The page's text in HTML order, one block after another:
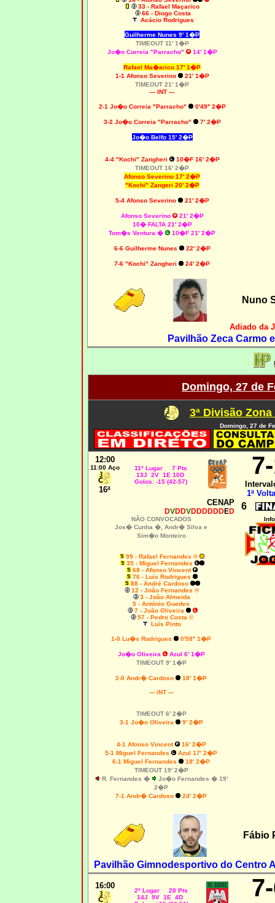
33 - Rafael Maçarico
66 - Diogo Costa
Acácio Rodrigues
Guilherme Nunes 9' 1�P
TIMEOUT 11' 1�P
Jo�o Correia "Parracho"
14' 1�P
Rafael Ma�arico 17' 1�P
1-1 Afonso Severino
21' 1�P
TIMEOUT 21' 1�P
--- INT ---
2-1 Jo�o Correia "Parracho" 0'49'' 2�P
3-2 Jo�o Correia "Parracho" 7' 2�P
Jo�o Belfo 15' 2�P
4-4 "Kochi" Zangheri
10�F 16' 2�P
TIMEOUT 16' 2�P
Afonso Severino 17' 2�P
"Kochi" Zangeri 20' 2�P
5-4 Afonso Severino 21' 2�P
Afonso Severino
21' 2�P
10� FALTA 21' 2�P
Tom�s Ventura � 10�F 21' 2�P
6-6 Guilherme Nunes 22' 2�P
7-6 "Kochi" Zangheri 24' 2�P
Nuno
Adiado da
Pavilhão Zeca Carmo
Domingo, 27 de
3ª Divisão
Domingo, 27 de
12:00
11:00 Aço
16ª
11º Lugar 7 Pts
13J 2V 1E 10D
Golos: -15 (42-57)
7
1ª
CENAP
DVDDVDDDDDDED 6
NÃO CONVOCADOS
Jos� Cunha �, Andr� Silva e
Sim�o Monteiro
99 - Rafael Fernandes ®
35 - Miguel Fernandes
68 - Afonso Vincent
76 - Luís Rodrigues
88 - André Cardoso
12 - João Fernandes ®
3 - João Almeida
5 - António Guedes
7 - João Oliveira
57 - Pedro Costa ©
Luís Pinto
1-0 Lu�s Rodrigues 0'58'' 1�P
Jo�o Oliveira
Azul 6' 1�P
TIMEOUT 9' 1�P
2-0 Andr� Cardoso 18' 1�P
--- iNT ---
TIMEOUT 6' 2�P
3-1 Jo�o Oliveira 9' 2�P
4-1 Afonso Vincent
16' 2�P
5-1 Miguel Fernandes
Azul 17' 2�P
6-1 Miguel Fernandes
18' 2�P
TIMEOUT 19' 2�P
R. Fernandes �
Jo�o Fernandes � 19'
2�P
7-1 Andr� Cardoso
24' 2�P
Info
Fábio
Pavilhão Gimnodesportivo do Centro
16:00
2º Lugar 28 Pts
14J 9V 1E 4D